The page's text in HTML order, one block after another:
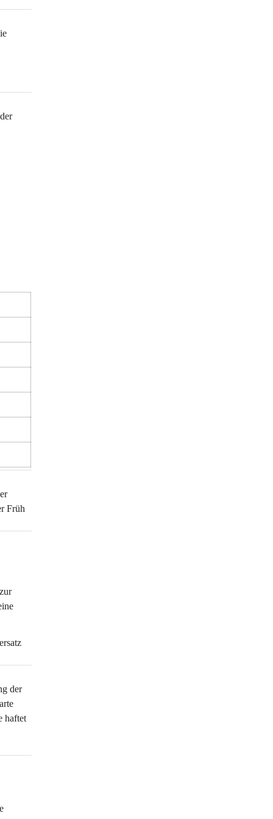
Früh
der
haftet